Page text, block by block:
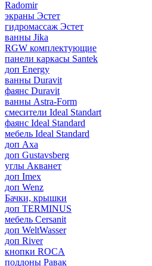
Radomir
экраны Эстет
гидромассаж Эстет
ванны Jika
RGW комплектующие
панели каркасы Santek
доп Energy
ванны Duravit
фаянс Duravit
ванны Astra-Form
смесители Ideal Standart
фаянс Ideal Standard
мебель Ideal Standard
доп Axa
доп Gustavsberg
углы Акванет
доп Imex
доп Wenz
Бачки, крышки
доп TERMINUS
мебель Cersanit
доп WeltWasser
доп River
кнопки ROCA
поддоны Равак